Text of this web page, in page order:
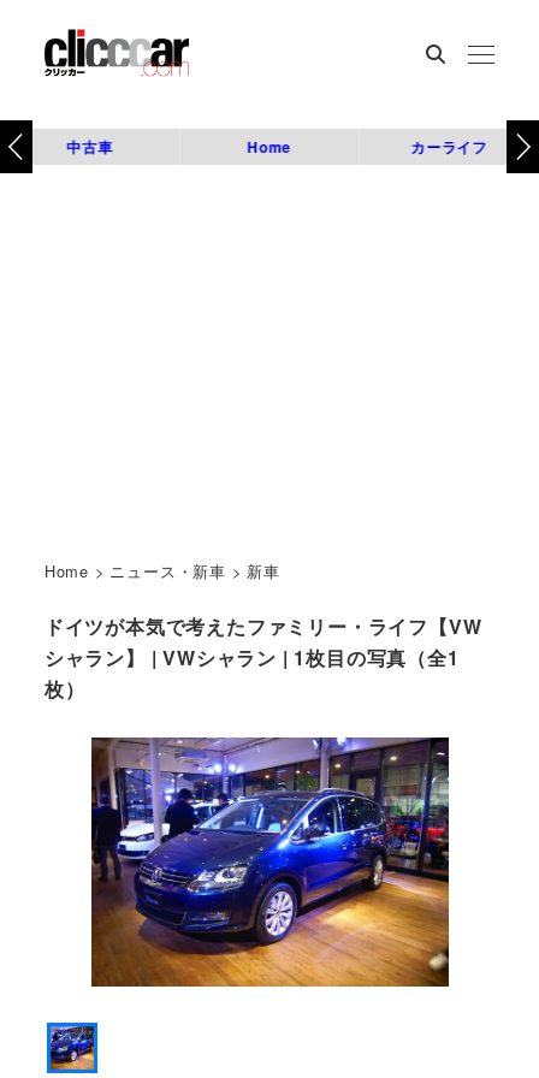
中古車 Home カーライフ
Home > ニュース・新車 > 新車
ドイツが本気で考えたファミリー・ライフ【VW
シャラン】 | VWシャラン | 1枚目の写真（全1
枚）